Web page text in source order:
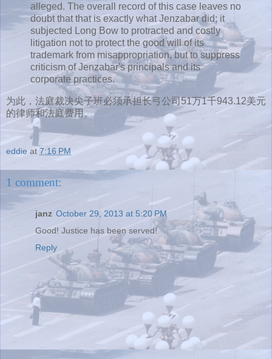
alleged. The overall record of this case leaves no
doubt that that is exactly what Jenzabar did; it
subjected Long Bow to protracted and costly
litigation not to protect the good will of its
trademark from misappropriation, but to suppress
criticism of Jenzabar's principals and its
corporate practices.
为此，法庭裁决尖子班必须承担长弓公司51万1千943.12美元
的律师和法庭费用。
eddie at 7:16 PM
1 comment:
janz October 29, 2013 at 5:20 PM
Good! Justice has been served!
Reply